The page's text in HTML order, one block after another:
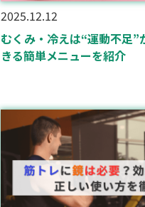
2025.12.12
むくみ・冷えは“運動不足”
きる簡単メニューを紹介